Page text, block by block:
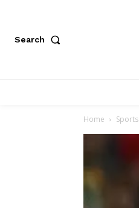
Search
Home Sports